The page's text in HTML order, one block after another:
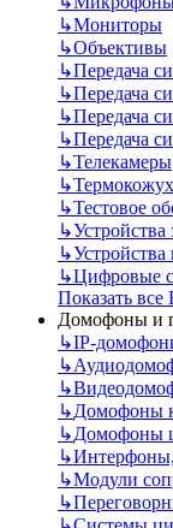
↳Мониторы
↳Объективы
↳Передача
↳Передача
↳Передача
↳Передача
↳Телекамеры
↳
↳Тестовое
↳
↳
↳Цифровые
Показать
Домофоны и
↳IP-
↳
↳
↳Домофоны
↳Домофоны
↳
↳Модули
↳